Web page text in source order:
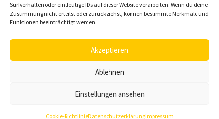
Surfverhalten oder eindeutige IDs auf dieser Website verarbeiten. Wenn du deine
Zustimmung nicht erteilst oder zurückziehst, können bestimmte Merkmale und
Funktionen beeinträchtigt werden.
Akzeptieren
Ablehnen
Einstellungen ansehen
Cookie-RichtlinieDatenschutzerklärungImpressum